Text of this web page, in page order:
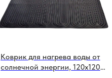
Коврик для нагрева воды от
солнечной энергии, 120х120